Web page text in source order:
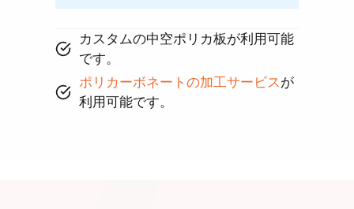
カスタムの中空ポリカ板が利用可能
です。
ポリカーボネートの加工サービスが
利用可能です。